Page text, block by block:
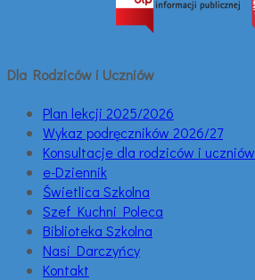
Dla Rodziców i Uczniów
Plan lekcji 2025/2026
Wykaz podręczników 2026/27
Konsultacje dla rodziców i uczniów
e-Dziennik
Świetlica Szkolna
Szef Kuchni Poleca
Biblioteka Szkolna
Nasi Darczyńcy
Kontakt